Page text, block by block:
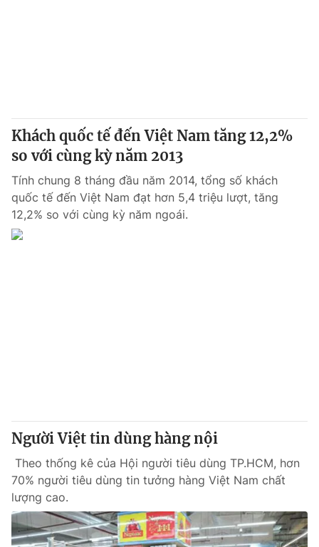
Khách quốc tế đến Việt Nam tăng 12,2%
so với cùng kỳ năm 2013
Tính chung 8 tháng đầu năm 2014, tổng số khách
quốc tế đến Việt Nam đạt hơn 5,4 triệu lượt, tăng
12,2% so với cùng kỳ năm ngoái.
Người Việt tin dùng hàng nội
Theo thống kê của Hội người tiêu dùng TP.HCM, hơn
70% người tiêu dùng tin tưởng hàng Việt Nam chất
lượng cao.